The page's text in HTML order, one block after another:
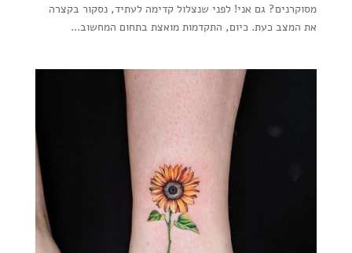
מסוקרנים? גם אני! לפני שנצלול קדימה לעתיד, נסקור בקצרה
את המצב כעת. כיום, התקדמות מואצת בתחום המחשוב...